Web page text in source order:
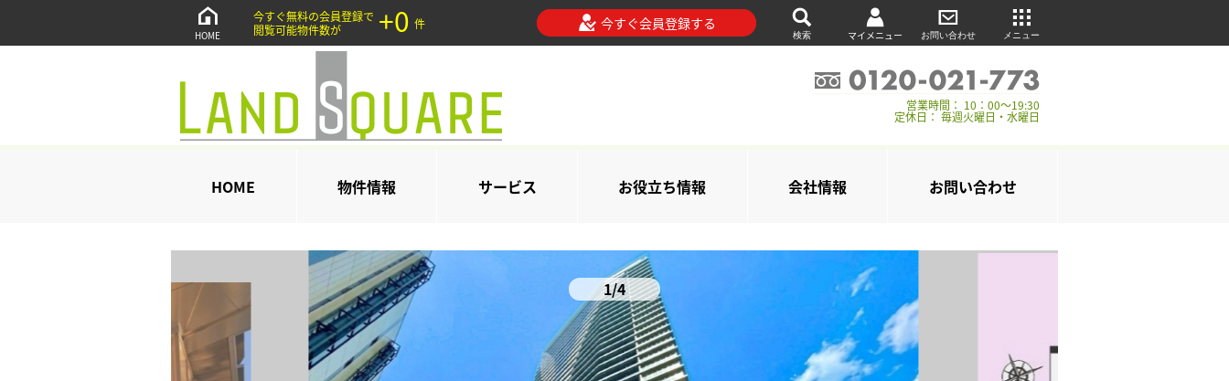
HOME
今すぐ無料の会員登録で
閲覧可能物件数が
+0 件 今すぐ会員登録する
検索 マイメニュー お問い合わせ メニュー
営業時間： 10：00～19:30
定休日： 毎週火曜日・水曜日
HOME 物件情報 サービス お役立ち情報 会社情報 お問い合わせ
1/4